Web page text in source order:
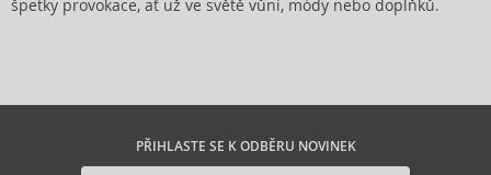
špetky provokace, ať už ve světě vůní, módy nebo doplňků.
PŘIHLASTE SE K ODBĚRU NOVINEK